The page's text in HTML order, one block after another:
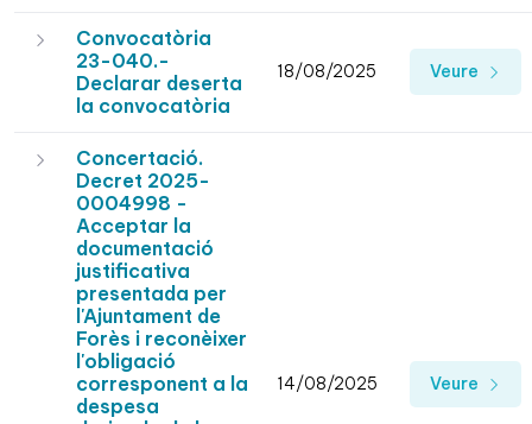
Convocatòria
23-040.-
Declarar deserta
la convocatòria
18/08/2025 Veure
Concertació.
Decret 2025-
0004998 -
Acceptar la
documentació
justificativa
presentada per
l'Ajuntament de
Forès i reconèixer
l'obligació
corresponent a la
despesa
14/08/2025 Veure